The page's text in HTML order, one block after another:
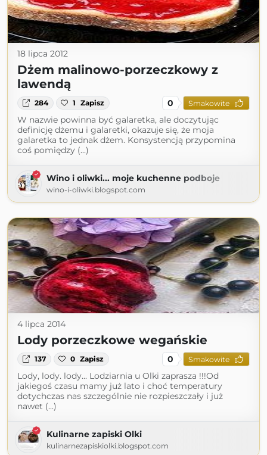
18 lipca 2012
Dżem malinowo-porzeczkowy z
lawendą
284 1 Zapisz 0 Smakowite
W nazwie powinna być galaretka, ale doczytując
definicję dżemu i galaretki, okazuje się, że moja
galaretka to jednak dżem. Konsystencją przypomina
coś pomiędzy (...)
Wino i oliwki... moje kuchenne podboje
wino-i-oliwki.blogspot.com
4 lipca 2014
Lody porzeczkowe wegańskie
137 0 Zapisz 0 Smakowite
Lody, lody. lody... Lodziarnia u Olki zaprasza !!!Od
jakiegoś czasu mamy już lato i choć temperatury
dotychczas nas szczególnie nie rozpieszczały i już
nawet (...)
Kulinarne zapiski Olki
kulinarnezapiskiolki.blogspot.com